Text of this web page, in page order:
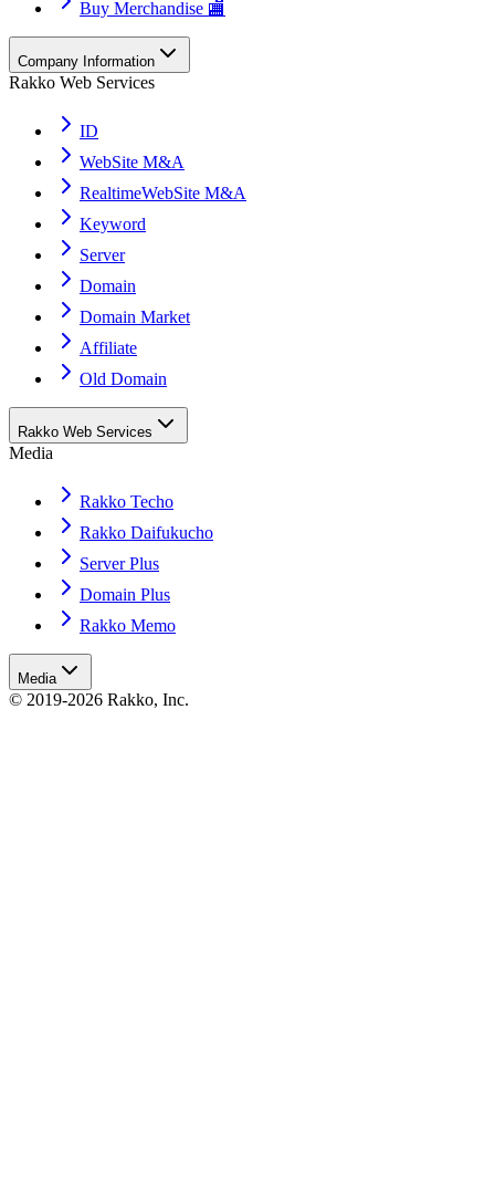
Buy Merchandise 🏬
Company Information
Rakko Web Services
ID
WebSite M&A
RealtimeWebSite M&A
Keyword
Server
Domain
Domain Market
Affiliate
Old Domain
Rakko Web Services
Media
Rakko Techo
Rakko Daifukucho
Server Plus
Domain Plus
Rakko Memo
Media
© 2019-2026 Rakko, Inc.